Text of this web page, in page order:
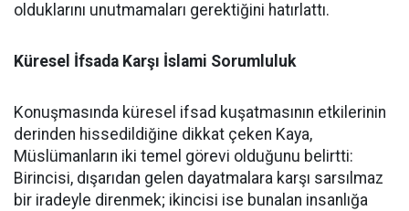
olduklarını unutmamaları gerektiğini hatırlattı.
Küresel İfsada Karşı İslami Sorumluluk
Konuşmasında küresel ifsad kuşatmasının etkilerinin
derinden hissedildiğine dikkat çeken Kaya,
Müslümanların iki temel görevi olduğunu belirtti:
Birincisi, dışarıdan gelen dayatmalara karşı sarsılmaz
bir iradeyle direnmek; ikincisi ise bunalan insanlığa